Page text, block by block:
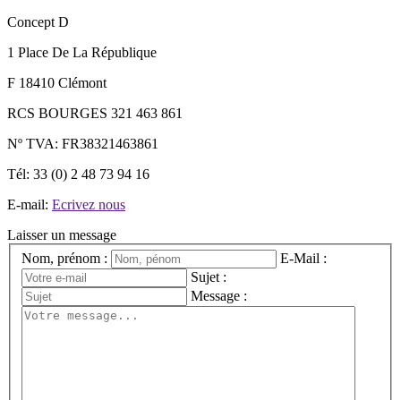
Concept D
1 Place De La République
F 18410 Clémont
RCS BOURGES 321 463 861
Nº TVA: FR38321463861
Tél: 33 (0) 2 48 73 94 16
E-mail: Ecrivez nous
Laisser un message
Nom, prénom :
E-Mail :
Sujet :
Message :